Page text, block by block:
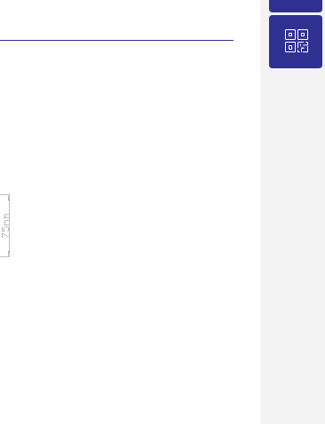
021-58235786
ꀥ